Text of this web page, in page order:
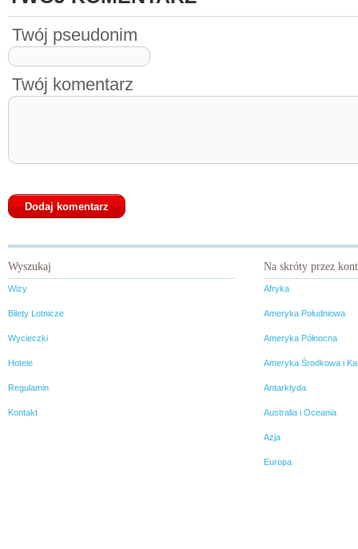
Twój pseudonim
Twój komentarz
Wyszukaj
Wizy
Bilety Lotnicze
Wycieczki
Hotele
Regulamin
Kontakt
Na skróty przez
Afryka
Ameryka Południowa
Ameryka Północna
Ameryka Środkowa i
Antarktyda
Australia i Oceania
Azja
Europa